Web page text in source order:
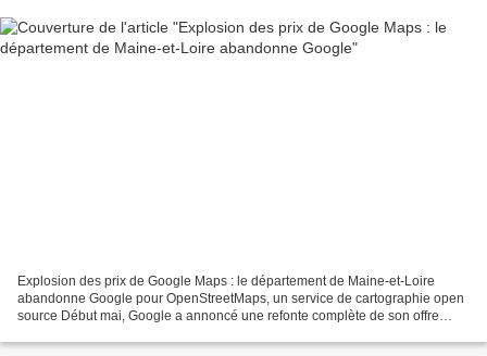
Explosion des prix de Google Maps : le département de Maine-et-Loire
abandonne Google pour OpenStreetMaps, un service de cartographie open
source Début mai, Google a annoncé une refonte complète de son offre